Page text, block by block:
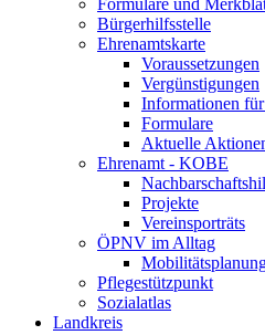
Formulare und
Bürgerhilfsstelle
Ehrenamtskarte
Voraussetzungen
Vergünstigungen
Informationen
Formulare
Aktuelle
Ehrenamt - KOBE
Projekte
Vereinsporträts
ÖPNV im Alltag
Pflegestützpunkt
Sozialatlas
Landkreis